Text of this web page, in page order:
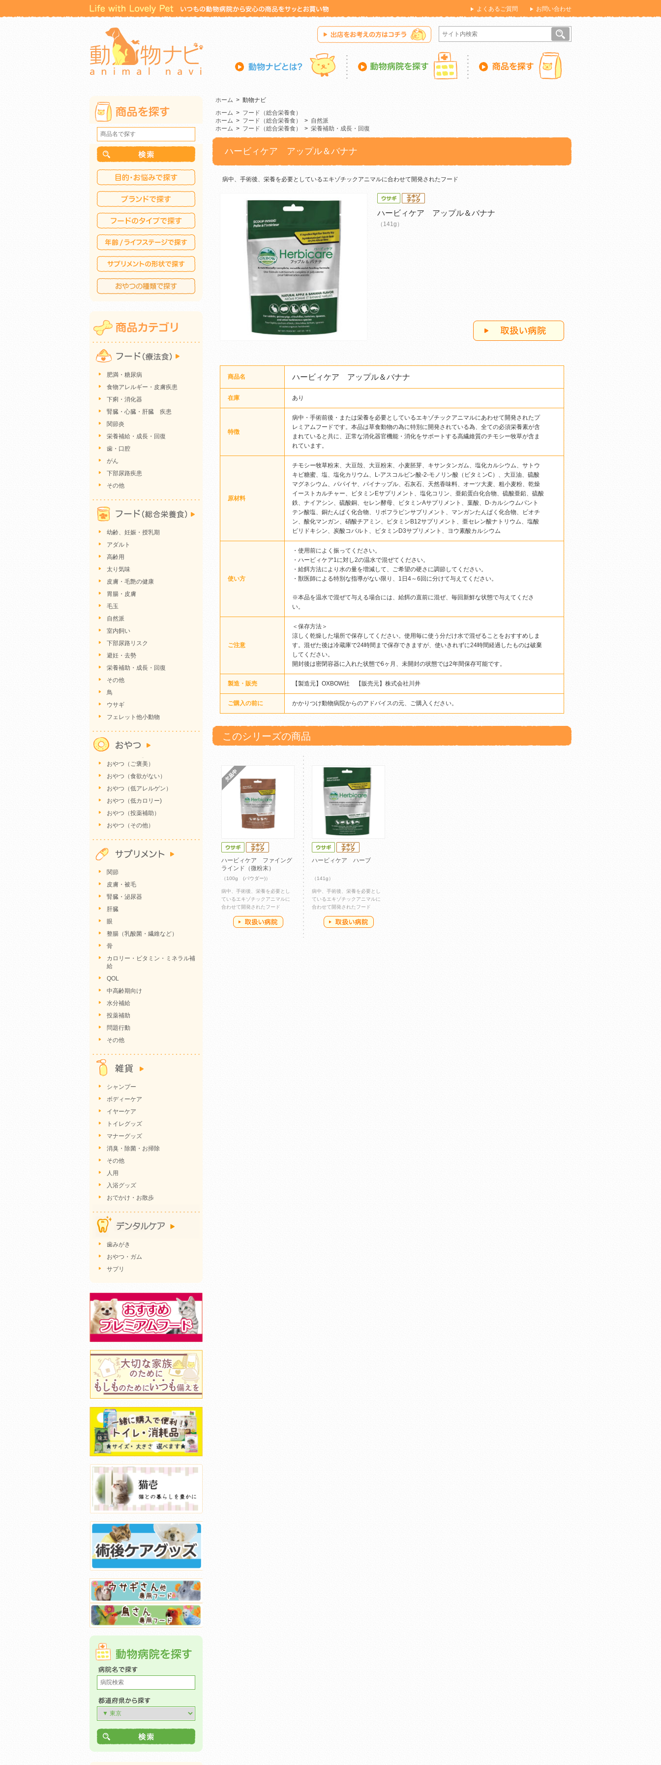
よくあるご質問 お問い合わせ
ホーム > 動物ナビ
ホーム > フード（総合栄養食）
ホーム > フード（総合栄養食） > 自然派
ホーム > フード（総合栄養食） > 栄養補助・成長・回復
ハービィケア アップル＆バナナ
病中、手術後、栄養を必要としているエキゾチックアニマルに合わせて開発されたフード
ハービィケア アップル＆バナナ
（141g）
商品名 ハービィケア アップル＆バナナ
在庫 あり
特徴
病中・手術前後・または栄養を必要としているエキゾチックアニマルにあわせて開発されたプ
レミアムフードです。本品は草食動物の為に特別に開発されている為、全ての必須栄養素が含
まれていると共に、正常な消化器官機能・消化をサポートする高繊維質のチモシー牧草が含ま
れています。
原材料
チモシー牧草粉末、大豆殻、大豆粉末、小麦胚芽、キサンタンガム、塩化カルシウム、サトウ
キビ糖蜜、塩、塩化カリウム、L-アスコルビン酸-2-モノリン酸（ビタミンC）、大豆油、硫酸
マグネシウム、パパイヤ、パイナップル、石灰石、天然香味料、オーツ大麦、粗小麦粉、乾燥
イーストカルチャー、ビタミンEサプリメント、塩化コリン、亜鉛蛋白化合物、硫酸亜鉛、硫酸
鉄、ナイアシン、硫酸銅、セレン酵母、ビタミンAサプリメント、葉酸、D-カルシウムパント
テン酸塩、銅たんぱく化合物、リボフラビンサプリメント、マンガンたんぱく化合物、ビオチ
ン、酸化マンガン、硝酸チアミン、ビタミンB12サプリメント、亜セレン酸ナトリウム、塩酸
ピリドキシン、炭酸コバルト、ビタミンD3サプリメント、ヨウ素酸カルシウム
使い方
・使用前によく振ってください。
・ハービィケア1に対し2の温水で混ぜてください。
・給餌方法により水の量を増減して、ご希望の硬さに調節してください。
・獣医師による特別な指導がない限り、1日4～6回に分けて与えてください。
※本品を温水で混ぜて与える場合には、給餌の直前に混ぜ、毎回新鮮な状態で与えてくださ
い。
ご注意
＜保存方法＞
涼しく乾燥した場所で保存してください。使用毎に使う分だけ水で混ぜることをおすすめしま
す。混ぜた後は冷蔵庫で24時間まで保存できますが、使いきれずに24時間経過したものは破棄
してください。
開封後は密閉容器に入れた状態で6ヶ月、未開封の状態では2年間保存可能です。
製造・販売 【製造元】OXBOW社 【販売元】株式会社川井
ご購入の前に かかりつけ動物病院からのアドバイスの元、ご購入ください。
このシリーズの商品
ハービィケア ファイング
ラインド（微粉末）
（100g (パウダー)）
病中、手術後、栄養を必要とし
ているエキゾチックアニマルに
合わせて開発されたフード
ハービィケア ハーブ
（141g）
病中、手術後、栄養を必要とし
ているエキゾチックアニマルに
合わせて開発されたフード
肥満・糖尿病
食物アレルギー・皮膚疾患
下痢・消化器
腎臓・心臓・肝臓 疾患
関節炎
栄養補給・成長・回復
歯・口腔
がん
下部尿路疾患
その他
幼齢、妊娠・授乳期
アダルト
高齢用
太り気味
皮膚・毛艶の健康
胃腸・皮膚
毛玉
自然派
室内飼い
下部尿路リスク
避妊・去勢
栄養補助・成長・回復
その他
鳥
ウサギ
フェレット他小動物
おやつ（ご褒美）
おやつ（食欲がない）
おやつ（低アレルゲン）
おやつ（低カロリー)
おやつ（投薬補助）
おやつ（その他）
関節
皮膚・被毛
腎臓・泌尿器
肝臓
眼
整腸（乳酸菌・繊維など）
骨
カロリー・ビタミン・ミネラル補
給
QOL
中高齢期向け
水分補給
投薬補助
問題行動
その他
シャンプー
ボディーケア
イヤーケア
トイレグッズ
マナーグッズ
消臭・除菌・お掃除
その他
人用
入浴グッズ
おでかけ・お散歩
歯みがき
おやつ・ガム
サプリ